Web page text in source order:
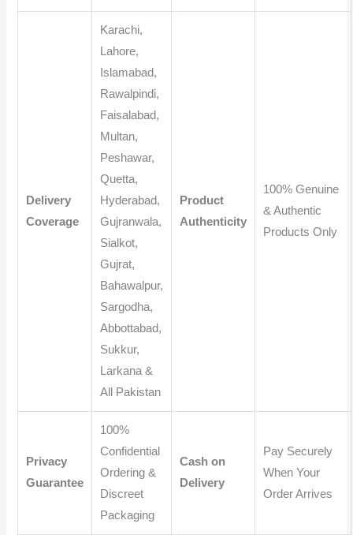
Delivery
Coverage
Karachi,
Lahore,
Islamabad,
Rawalpindi,
Faisalabad,
Multan,
Peshawar,
Quetta,
Hyderabad,
Gujranwala,
Sialkot,
Gujrat,
Bahawalpur,
Sargodha,
Abbottabad,
Sukkur,
Larkana &
All Pakistan
Product
Authenticity
100% Genuine
& Authentic
Products Only
Privacy
Guarantee
100%
Confidential
Ordering &
Discreet
Packaging
Cash on
Delivery
Pay Securely
When Your
Order Arrives